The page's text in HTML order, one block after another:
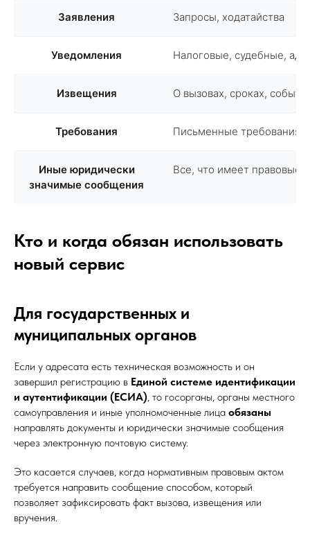
Заявления Запросы, ходатайства
Уведомления Налоговые, судебные,
Извещения О вызовах, сроках,
Требования Письменные требования
Иные юридически
значимые сообщения
Все, что имеет правовые
Кто и когда обязан использовать
новый сервис
Для государственных и
муниципальных органов
Если у адресата есть техническая возможность и он
завершил регистрацию в Единой системе идентификации
и аутентификации (ЕСИА), то госорганы, органы местного
самоуправления и иные уполномоченные лица обязаны
направлять документы и юридически значимые сообщения
через электронную почтовую систему.
Это касается случаев, когда нормативным правовым актом
требуется направить сообщение способом, который
позволяет зафиксировать факт вызова, извещения или
вручения.